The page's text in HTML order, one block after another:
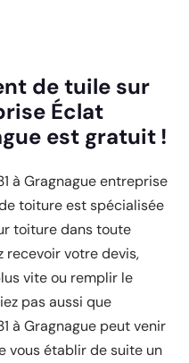
de tuile sur
Éclat
est gratuit !
à Gragnague entreprise
toiture est spécialisée
toiture dans toute
recevoir votre devis,
vite ou remplir le
pas aussi que
à Gragnague peut venir
vous établir de suite un